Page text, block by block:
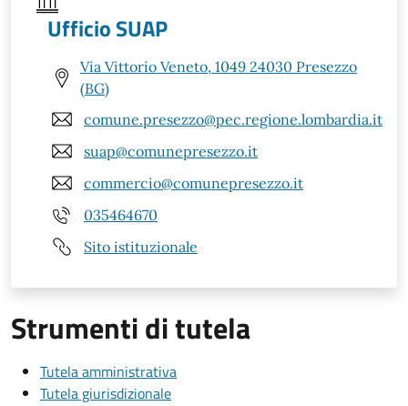
Ufficio SUAP
Via Vittorio Veneto, 1049 24030 Presezzo
(BG)
comune.presezzo@pec.regione.lombardia.it
suap@comunepresezzo.it
commercio@comunepresezzo.it
035464670
Sito istituzionale
Strumenti di tutela
Tutela amministrativa
Tutela giurisdizionale